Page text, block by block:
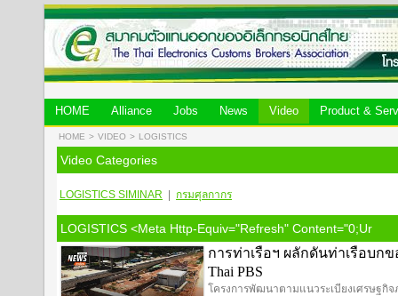
HOME Alliance Jobs News Video Product &
HOME > VIDEO > LOGISTICS
Video Categories
LOGISTICS SIMINAR กรมศุลกากร
LOGISTICS <meta Http-Equiv="refresh" Content="0;ur
การท่าเรือฯ ผลักดันท่าเรือบ
Thai PBS
โครงการพัฒนาตามแนวระเบียงเศรษฐกิ